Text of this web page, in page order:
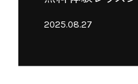
2025.08.27